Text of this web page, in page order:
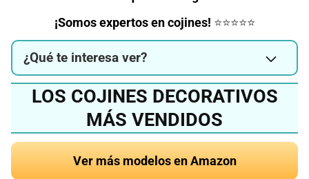
¡Somos expertos en cojines! ⭐⭐⭐⭐⭐
¿Qué te interesa ver?
LOS COJINES DECORATIVOS
MÁS VENDIDOS
Ver más modelos en Amazon